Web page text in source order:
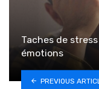
Taches de
émotions
PREVIOUS